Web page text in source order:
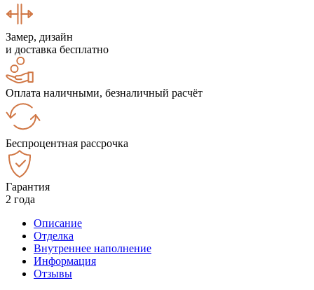
Замер, дизайн
и доставка бесплатно
Оплата наличными, безналичный расчёт
Беспроцентная рассрочка
Гарантия
2 года
Описание
Отделка
Внутреннее наполнение
Информация
Отзывы